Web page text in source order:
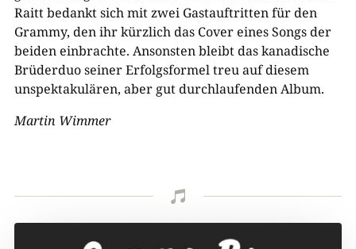
Raitt bedankt sich mit zwei Gastauftritten für den
Grammy, den ihr kürzlich das Cover eines Songs der
beiden einbrachte. Ansonsten bleibt das kanadische
Brüderduo seiner Erfolgsformel treu auf diesem
unspektakulären, aber gut durchlaufenden Album.
Martin Wimmer
